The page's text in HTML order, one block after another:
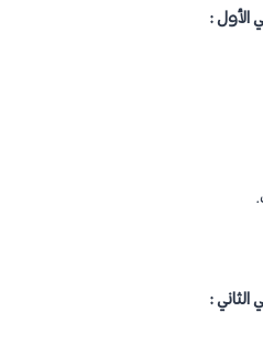
الأول :
: